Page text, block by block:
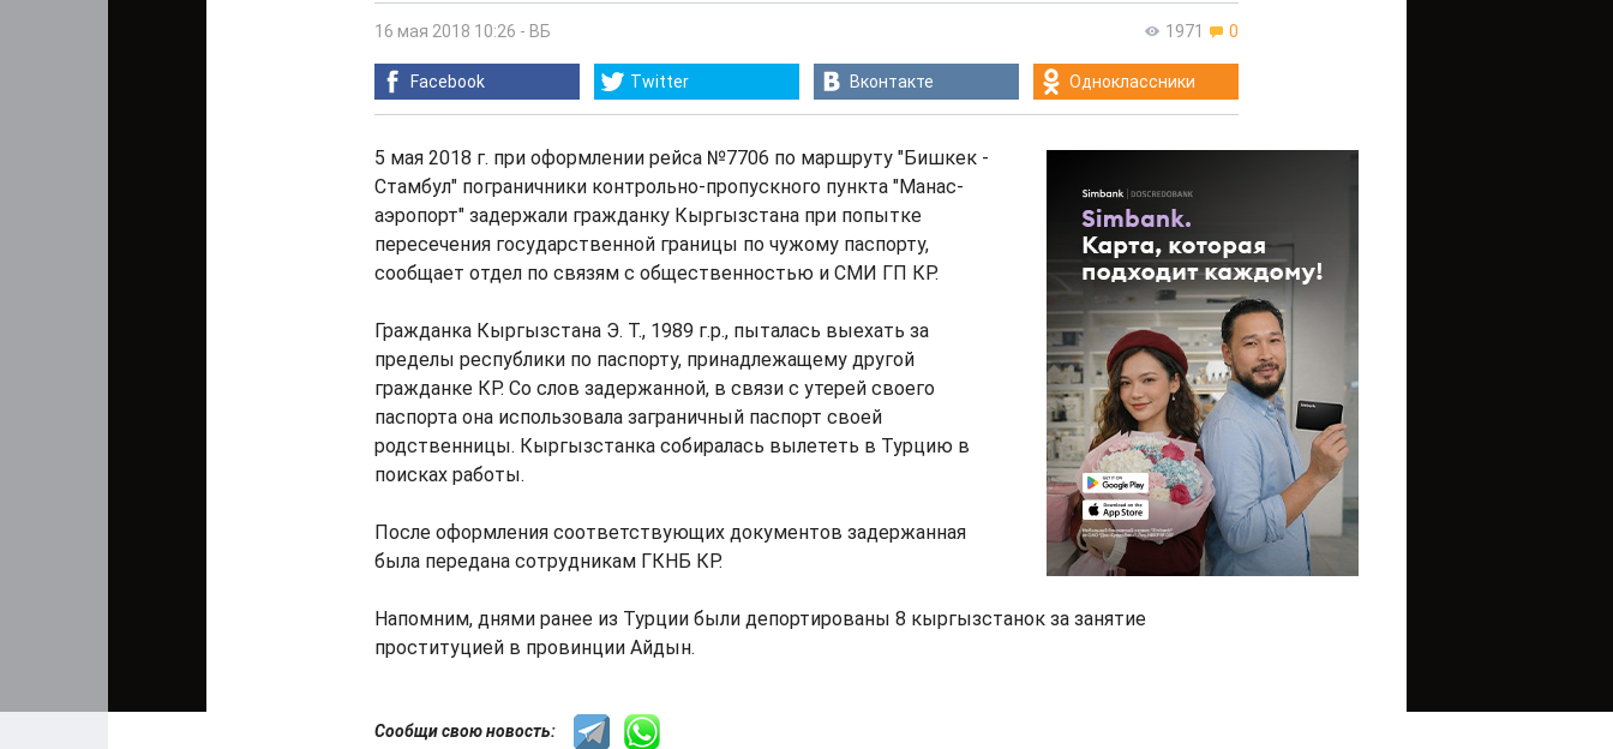
1971 0
16 мая 2018 10:26 - ВБ
Facebook Twitter Вконтакте Одноклассники
5 мая 2018 г. при оформлении рейса №7706 по маршруту "Бишкек -
Стамбул" пограничники контрольно-пропускного пункта "Манас-
аэропорт" задержали гражданку Кыргызстана при попытке
пересечения государственной границы по чужому паспорту,
сообщает отдел по связям с общественностью и СМИ ГП КР.
Гражданка Кыргызстана Э. Т., 1989 г.р., пыталась выехать за
пределы республики по паспорту, принадлежащему другой
гражданке КР. Со слов задержанной, в связи с утерей своего
паспорта она использовала заграничный паспорт своей
родственницы. Кыргызстанка собиралась вылететь в Турцию в
поисках работы.
После оформления соответствующих документов задержанная
была передана сотрудникам ГКНБ КР.
Напомним, днями ранее из Турции были депортированы 8 кыргызстанок за занятие
проституцией в провинции Айдын.
Сообщи свою новость: